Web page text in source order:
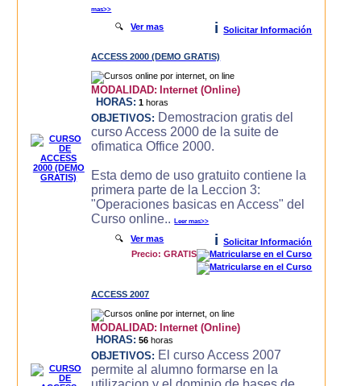
mas>>
🔍Ver mas i Solicitar Información
ACCESS 2000 (DEMO GRATIS)
MODALIDAD: Internet (Online)
HORAS: 1 horas
OBJETIVOS: Demostracion gratis del
curso Access 2000 de la suite de
ofimatica Office 2000.
Esta demo de uso gratuito contiene la
primera parte de la Leccion 3:
"Operaciones basicas en Access" del
Curso online..Leer mas>>
🔍Ver mas i
Solicitar Información
Precio: GRATIS
ACCESS 2007
MODALIDAD: Internet (Online)
HORAS: 56 horas
OBJETIVOS: El curso Access 2007
permite al alumno formarse en la